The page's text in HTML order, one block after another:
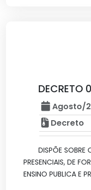
DECRETO
Agosto/
Decreto
DISPÕE SOBRE
PRESENCIAIS, DE
ENSINO PUBLICA E